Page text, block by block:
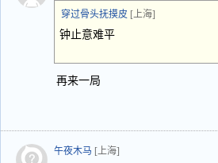
穿过骨头抚摸皮 [上海]
钟止意难平
再来一局
午夜木马 [上海]